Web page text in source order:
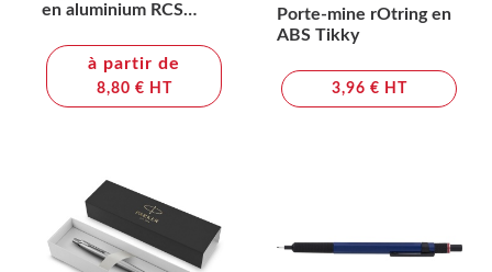
en aluminium RCS
à partir de
8,80 € HT
Porte-mine rOtring en
ABS Tikky
3,96 € HT